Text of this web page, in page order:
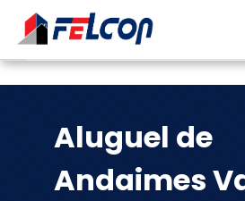
Aluguel de
Andaimes